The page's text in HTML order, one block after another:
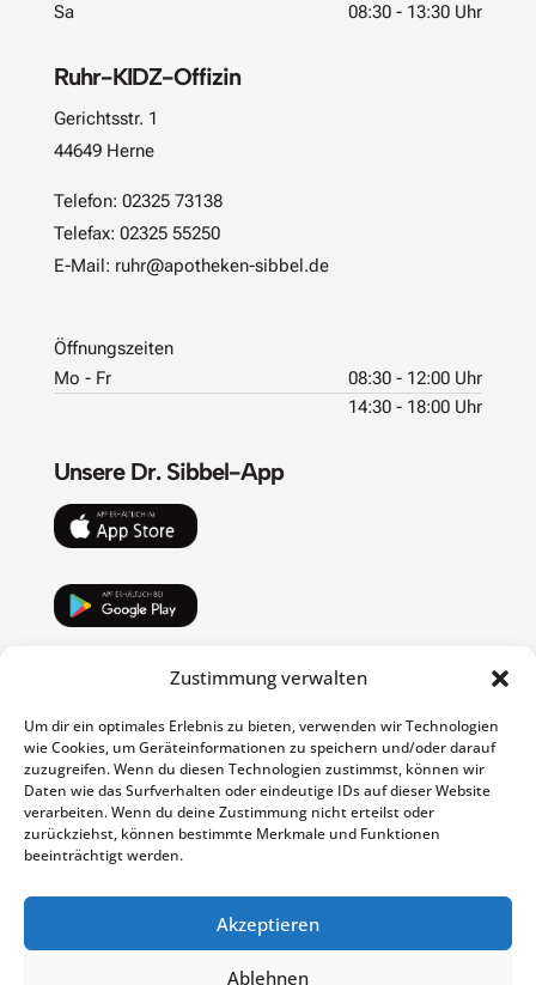
Zustimmung verwalten
Um dir ein optimales Erlebnis zu bieten, verwenden wir Technologien
wie Cookies, um Geräteinformationen zu speichern und/oder darauf
zuzugreifen. Wenn du diesen Technologien zustimmst, können wir
Daten wie das Surfverhalten oder eindeutige IDs auf dieser Website
verarbeiten. Wenn du deine Zustimmung nicht erteilst oder
zurückziehst, können bestimmte Merkmale und Funktionen
beeinträchtigt werden.
Akzeptieren
Ablehnen
Sa
08:30 - 13:30 Uhr
Ruhr-KIDZ-Offizin
Gerichtsstr. 1
44649 Herne
Telefon: 02325 73138
Telefax: 02325 55250
E-Mail: ruhr@apotheken-sibbel.de
Öffnungszeiten
Mo - Fr
08:30 - 12:00 Uhr
14:30 - 18:00 Uhr
Unsere Dr. Sibbel-App
Wir sind Payback-Partner
Weitere Links